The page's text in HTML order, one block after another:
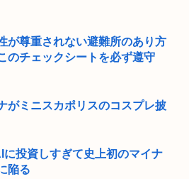
が尊重されない避難所のあり方
のチェックシートを必ず遵守
がミニスカポリスのコスプレ披
に投資しすぎて史上初のマイナ
陥る